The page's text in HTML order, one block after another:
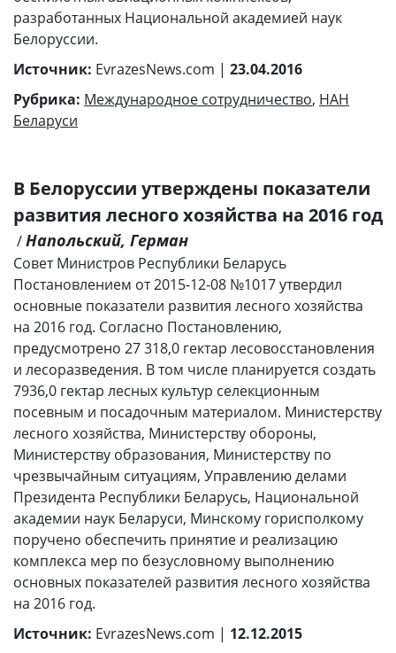
разработанных Национальной академией наук
Белоруссии.
Источник: EvrazesNews.com | 23.04.2016
Рубрика: Международное сотрудничество, НАН
Беларуси
В Белоруссии утверждены показатели
развития лесного хозяйства на 2016 год
/Напольский, Герман
Совет Министров Республики Беларусь
Постановлением от 2015-12-08 №1017 утвердил
основные показатели развития лесного хозяйства
на 2016 год. Согласно Постановлению,
предусмотрено 27 318,0 гектар лесовосстановления
и лесоразведения. В том числе планируется создать
7936,0 гектар лесных культур селекционным
посевным и посадочным материалом. Министерству
лесного хозяйства, Министерству обороны,
Министерству образования, Министерству по
чрезвычайным ситуациям, Управлению делами
Президента Республики Беларусь, Национальной
академии наук Беларуси, Минскому горисполкому
поручено обеспечить принятие и реализацию
комплекса мер по безусловному выполнению
основных показателей развития лесного хозяйства
на 2016 год.
Источник: EvrazesNews.com | 12.12.2015